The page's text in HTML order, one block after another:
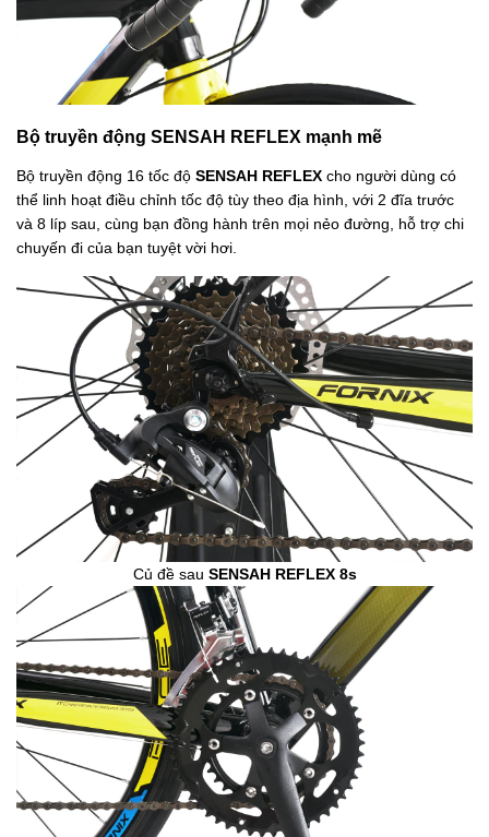
Bộ truyền động SENSAH REFLEX mạnh mẽ
Bộ truyền động 16 tốc độ SENSAH REFLEX cho người dùng có
thể linh hoạt điều chỉnh tốc độ tùy theo địa hình, với 2 đĩa trước
và 8 líp sau, cùng bạn đồng hành trên mọi nẻo đường, hỗ trợ chi
chuyến đi của bạn tuyệt vời hơi.
Củ đề sau SENSAH REFLEX 8s